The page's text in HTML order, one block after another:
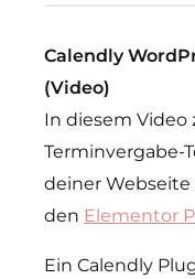
Calendly
(Video)
In diesem Video
Terminvergabe-
deiner
den Elementor
Ein Calendly